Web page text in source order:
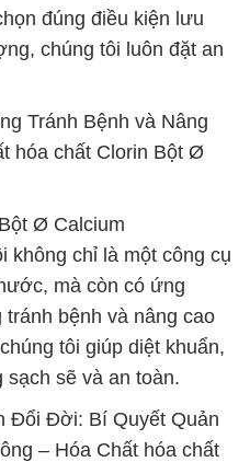
đúng điều kiện lưu
chúng tôi luôn đặt an
Tránh Bệnh và Nâng
hóa chất Clorin Bột Ø
Ø Calcium
không chỉ là một công cụ
mà còn có ứng
bệnh và nâng cao
tôi giúp diệt khuẩn,
sẽ và an toàn.
Đổi Đời: Bí Quyết Quản
– Hóa Chất hóa chất